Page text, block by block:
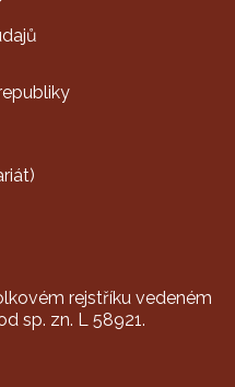
rejstříku vedeném
sp. zn. L 58921.